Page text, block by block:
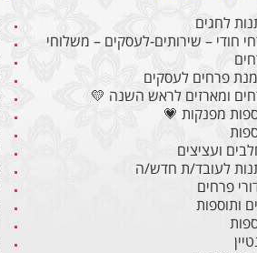
לחגים
חודי – שירותים-לעסקים – משלוחי
פרחים לעסקים
ומארזים לראש השנה 💛
מפנקות 💗
ועציצים
לעובד/ת חדש/ה
פרחים
ותוספות